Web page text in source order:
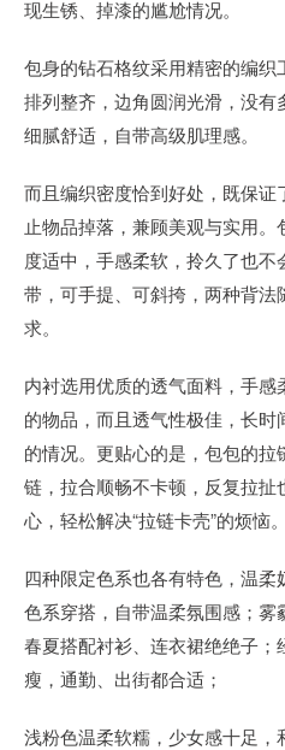
现生锈、掉漆的尴尬情况。
包身的钻石格纹采用精密的编织
排列整齐，边角圆润光滑，没
细腻舒适，自带高级肌理感。
而且编织密度恰到好处，既保
止物品掉落，兼顾美观与实用
度适中，手感柔软，拎久了也
带，可手提、可斜挎，两种背
求。
内衬选用优质的透气面料，手
的物品，而且透气性极佳，长
的情况。更贴心的是，包包的
链，拉合顺畅不卡顿，反复拉
心，轻松解决“拉链卡壳”的烦恼。
四种限定色系也各有特色，温
色系穿搭，自带温柔氛围感；雾
春夏搭配衬衫、连衣裙绝绝子
瘦，通勤、出街都合适；
浅粉色温柔软糯，少女感十足，